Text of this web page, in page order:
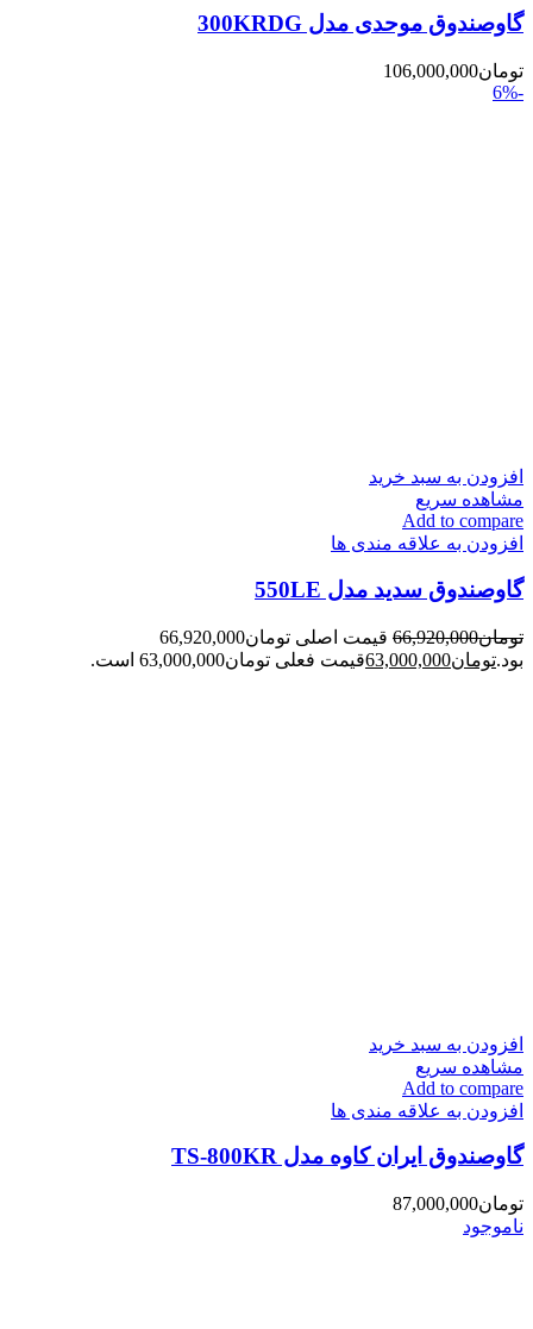
گاوصندوق موحدی مدل 300KRDG
تومان106,000,000
-6%
افزودن به سبد خرید
مشاهده سریع
Add to compare
افزودن به علاقه مندی ها
گاوصندوق سدید مدل 550LE
تومان66,920,000
قیمت اصلی تومان66,920,000
بود.تومان63,000,000قیمت فعلی تومان63,000,000 است.
افزودن به سبد خرید
مشاهده سریع
Add to compare
افزودن به علاقه مندی ها
گاوصندوق ایران کاوه مدل TS-800KR
تومان87,000,000
ناموجود